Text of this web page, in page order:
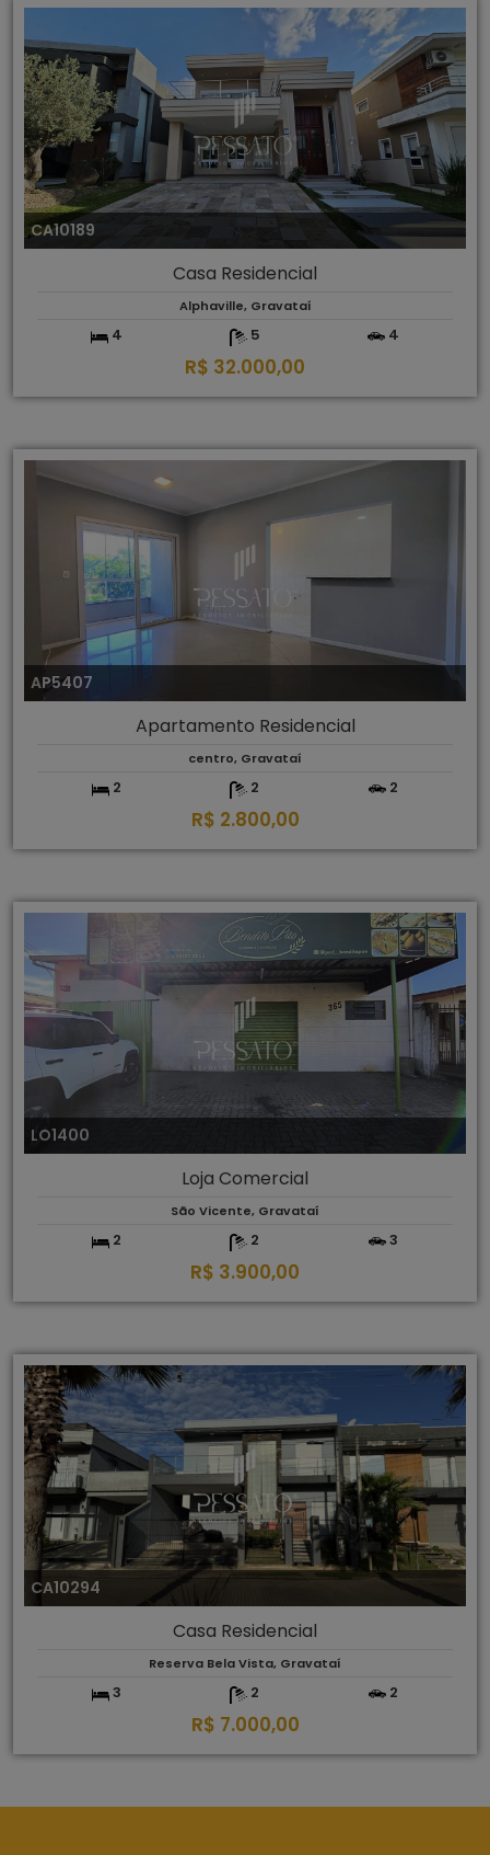
CA10189
Casa Residencial
Alphaville, Gravataí
4 5 4
R$ 32.000,00
AP5407
Apartamento Residencial
centro, Gravataí
2 2 2
R$ 2.800,00
LO1400
Loja Comercial
São Vicente, Gravataí
2 2 3
R$ 3.900,00
CA10294
Casa Residencial
Reserva Bela Vista, Gravataí
3 2 2
R$ 7.000,00